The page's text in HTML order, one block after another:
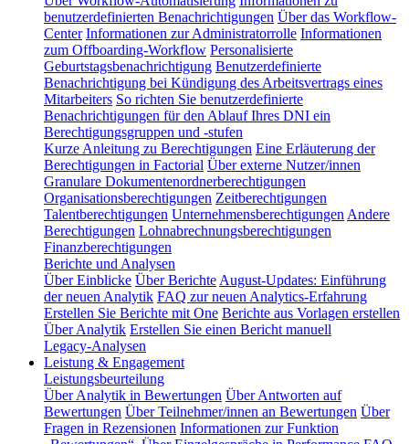
benutzerdefinierten Benachrichtigungen Über das Workflow-
Center Informationen zur Administratorrolle Informationen
zum Offboarding-Workflow Personalisierte
Geburtstagsbenachrichtigung Benutzerdefinierte
Benachrichtigung bei Kündigung des Arbeitsvertrags eines
Mitarbeiters So richten Sie benutzerdefinierte
Benachrichtigungen für den Ablauf Ihres DNI ein
Berechtigungsgruppen und -stufen
Kurze Anleitung zu Berechtigungen Eine Erläuterung der
Berechtigungen in Factorial Über externe Nutzer/innen
Granulare Dokumentenordnerberechtigungen
Organisationsberechtigungen Zeitberechtigungen
Talentberechtigungen Unternehmensberechtigungen Andere
Berechtigungen Lohnabrechnungsberechtigungen
Finanzberechtigungen
Berichte und Analysen
Über Einblicke Über Berichte August-Updates: Einführung
der neuen Analytik FAQ zur neuen Analytics-Erfahrung
Erstellen Sie Berichte mit One Berichte aus Vorlagen erstellen
Über Analytik Erstellen Sie einen Bericht manuell
Legacy-Analysen
Leistung & Engagement
Leistungsbeurteilung
Über Analytik in Bewertungen Über Antworten auf
Bewertungen Über Teilnehmer/innen an Bewertungen Über
Fragen in Rezensionen Informationen zur Funktion